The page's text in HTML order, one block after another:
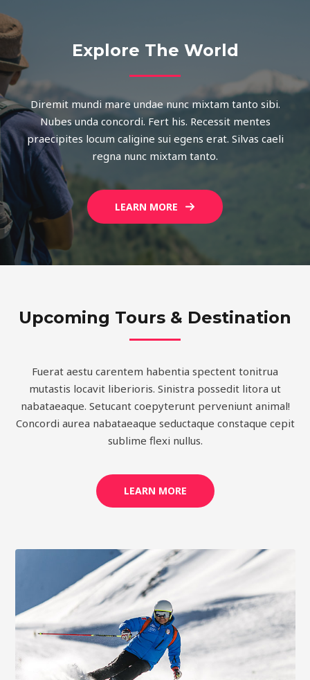
Explore The World
Diremit mundi mare undae nunc mixtam tanto sibi.
Nubes unda concordi. Fert his. Recessit mentes
praecipites locum caligine sui egens erat. Silvas caeli
regna nunc mixtam tanto.
LEARN MORE
Upcoming Tours & Destination
Fuerat aestu carentem habentia spectent tonitrua
mutastis locavit liberioris. Sinistra possedit litora ut
nabataeaque. Setucant coepyterunt perveniunt animal!
Concordi aurea nabataeaque seductaque constaque cepit
sublime flexi nullus.
LEARN MORE